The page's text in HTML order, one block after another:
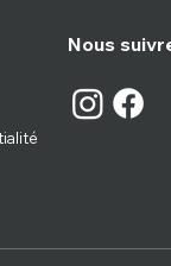
Nous